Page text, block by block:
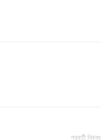
পরবর্তী নিবন্ধ